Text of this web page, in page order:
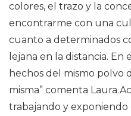
colores, el trazo y la
encontrarme con una
cuanto a determinados
lejana en la distancia.
hechos del mismo polvo
misma” comenta
trabajando y exponiendo